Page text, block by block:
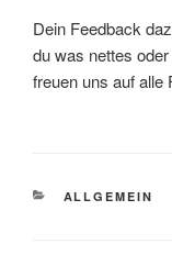
Dein Feedback
du was nettes
freuen uns auf alle
KATEGORIEN
ALLGEMEIN